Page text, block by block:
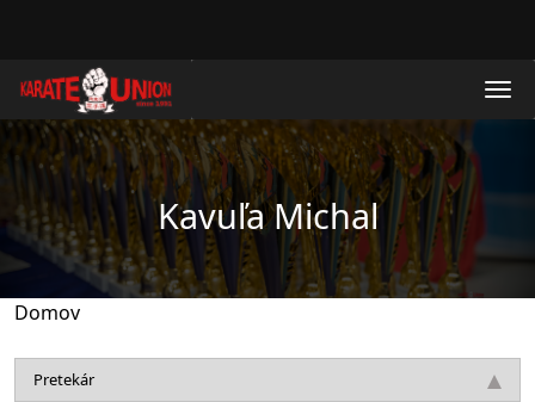
Kavuľa Michal
Domov
Pretekár